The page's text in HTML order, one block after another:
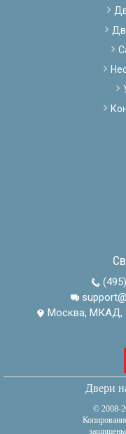
Москва, МКАД,
Двери
© 2008-
защищены